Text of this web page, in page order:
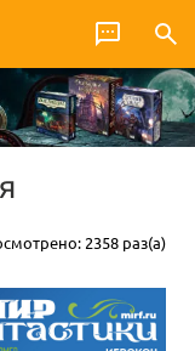
2358 раз(а)